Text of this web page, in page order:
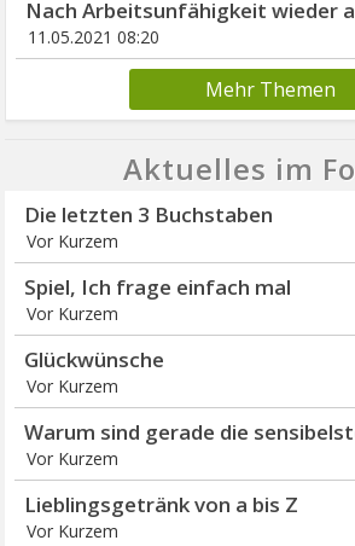
Nach Arbeitsunfähigkeit wieder
11.05.2021 08:20
Mehr Themen
Aktuelles im
Die letzten 3 Buchstaben
Vor Kurzem
Spiel, Ich frage einfach mal
Vor Kurzem
Glückwünsche
Vor Kurzem
Warum sind gerade die
Vor Kurzem
Lieblingsgetränk von a bis Z
Vor Kurzem